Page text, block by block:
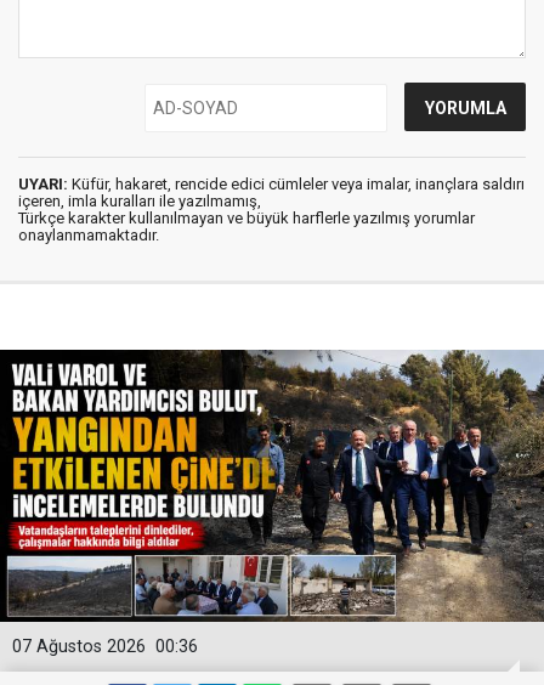
UYARI: Küfür, hakaret, rencide edici cümleler veya imalar, inançlara saldırı
içeren, imla kuralları ile yazılmamış,
Türkçe karakter kullanılmayan ve büyük harflerle yazılmış yorumlar
onaylanmamaktadır.
00:36
07 Ağustos 2026